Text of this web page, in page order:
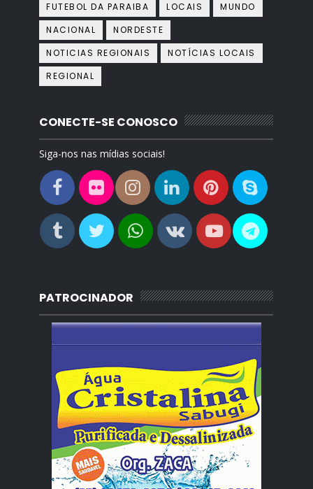
FUTEBOL DA PARAIBA
LOCAIS
MUNDO
NACIONAL
NORDESTE
NOTICIAS REGIONAIS
NOTÍCIAS LOCAIS
REGIONAL
CONECTE-SE CONOSCO
Siga-nos nas mídias sociais!
PATROCINADOR